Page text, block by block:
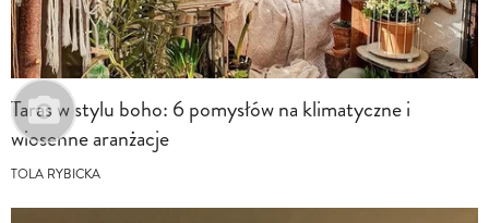
Taras w stylu boho: 6 pomysłów na klimatyczne i
wiosenne aranżacje
TOLA RYBICKA